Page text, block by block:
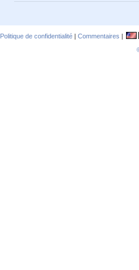
Politique de confidentialité | Commentaires |